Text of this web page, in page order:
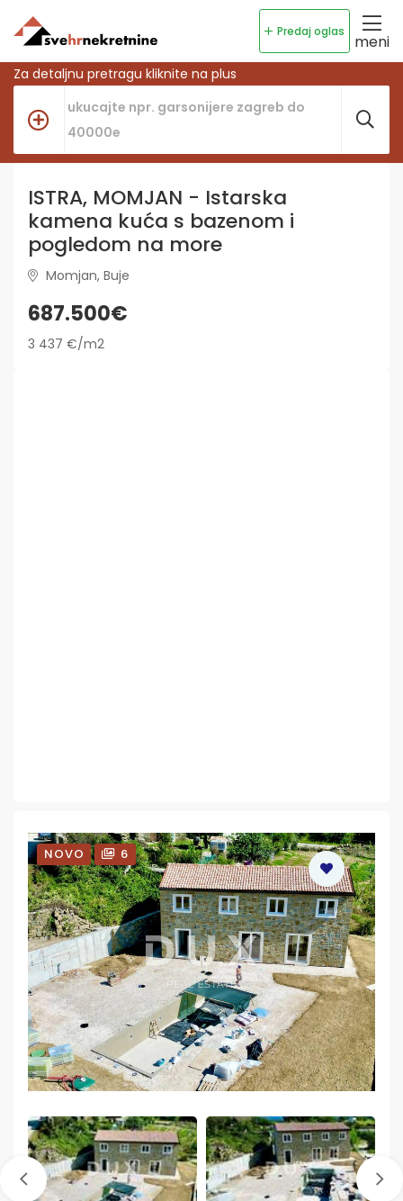
Predaj oglas
meni
Za detaljnu pretragu kliknite na plus
ISTRA, MOMJAN - Istarska
kamena kuća s bazenom i
pogledom na more
Momjan, Buje
687.500€
3 437 €/m2
NOVO 6